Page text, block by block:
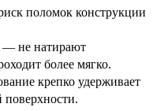
поломок конструкции
— не натирают
более мягко.
крепко удерживает
поверхности.